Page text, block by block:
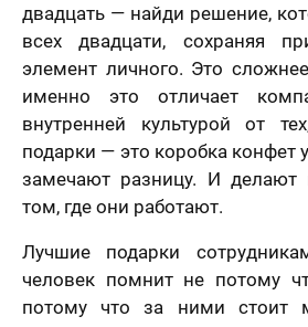
двадцать — найди решение,
всех двадцати, сохраняя
элемент личного. Это
именно это отличает
внутренней культурой от
подарки — это коробка
замечают разницу. И
том, где они работают.
Лучшие подарки
человек помнит не потому
потому что за ними стоит